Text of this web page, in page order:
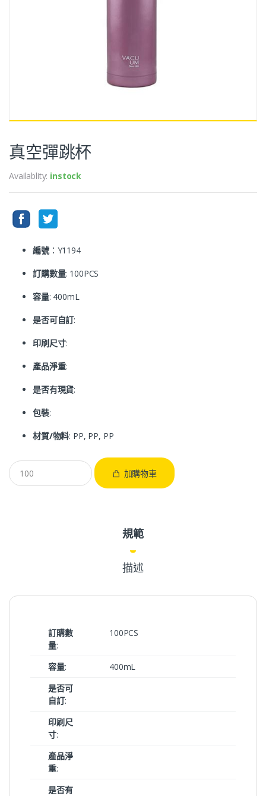
真空彈跳杯
Availablity: instock
編號：Y1194
訂購數量: 100PCS
容量: 400mL
是否可自訂:
印刷尺寸:
產品淨重:
是否有現貨:
包裝:
材質/物料: PP, PP, PP
加購物車
規範
描述
訂購數
量:
100PCS
容量:
400mL
是否可
自訂:
印刷尺
寸:
產品淨
重:
是否有